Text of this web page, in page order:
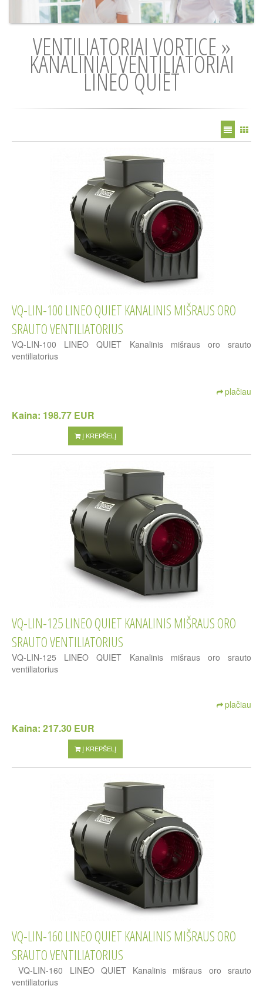
VENTILIATORIAI VORTICE »
KANALINIAI VENTILIATORIAI
LINEO QUIET
VQ-LIN-100 LINEO QUIET KANALINIS MIŠRAUS ORO
SRAUTO VENTILIATORIUS
VQ-LIN-100 LINEO QUIET Kanalinis mišraus oro srauto
ventiliatorius
plačiau
Kaina: 198.77 EUR
Į KREPŠELĮ
VQ-LIN-125 LINEO QUIET KANALINIS MIŠRAUS ORO
SRAUTO VENTILIATORIUS
VQ-LIN-125 LINEO QUIET Kanalinis mišraus oro srauto
ventiliatorius
plačiau
Kaina: 217.30 EUR
Į KREPŠELĮ
VQ-LIN-160 LINEO QUIET KANALINIS MIŠRAUS ORO
SRAUTO VENTILIATORIUS
VQ-LIN-160 LINEO QUIET Kanalinis mišraus oro srauto
ventiliatorius